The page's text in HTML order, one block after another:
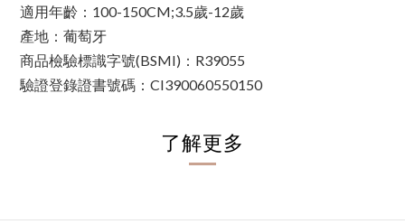
適用年齡：100-150CM;3.5歲-12歲
產地：葡萄牙
商品檢驗標識字號(BSMI)：R39055
驗證登錄證書號碼：CI390060550150
了解更多